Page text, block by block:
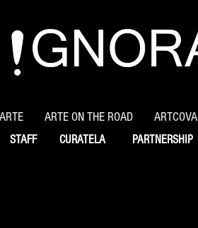
ARTE ON THE ROAD ARTCOVA
STAFF CURATELA PARTNERSHIP